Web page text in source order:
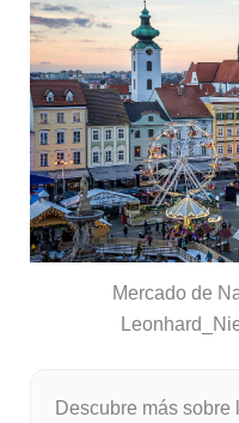
Mercado de
Descubre más